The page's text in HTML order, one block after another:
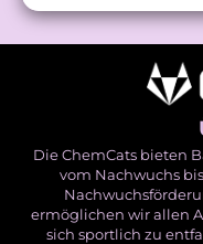
Die ChemCats bieten
vom Nachwuchs
ermöglichen wir allen
sich sportlich zu